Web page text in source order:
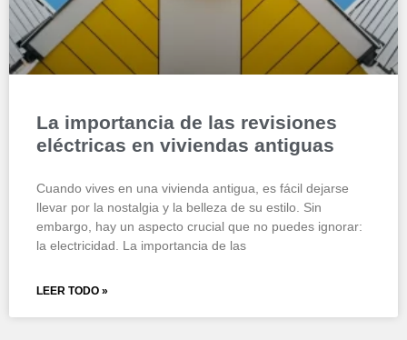
La importancia de las revisiones
eléctricas en viviendas antiguas
Cuando vives en una vivienda antigua, es fácil dejarse
llevar por la nostalgia y la belleza de su estilo. Sin
embargo, hay un aspecto crucial que no puedes ignorar:
la electricidad. La importancia de las
LEER TODO »